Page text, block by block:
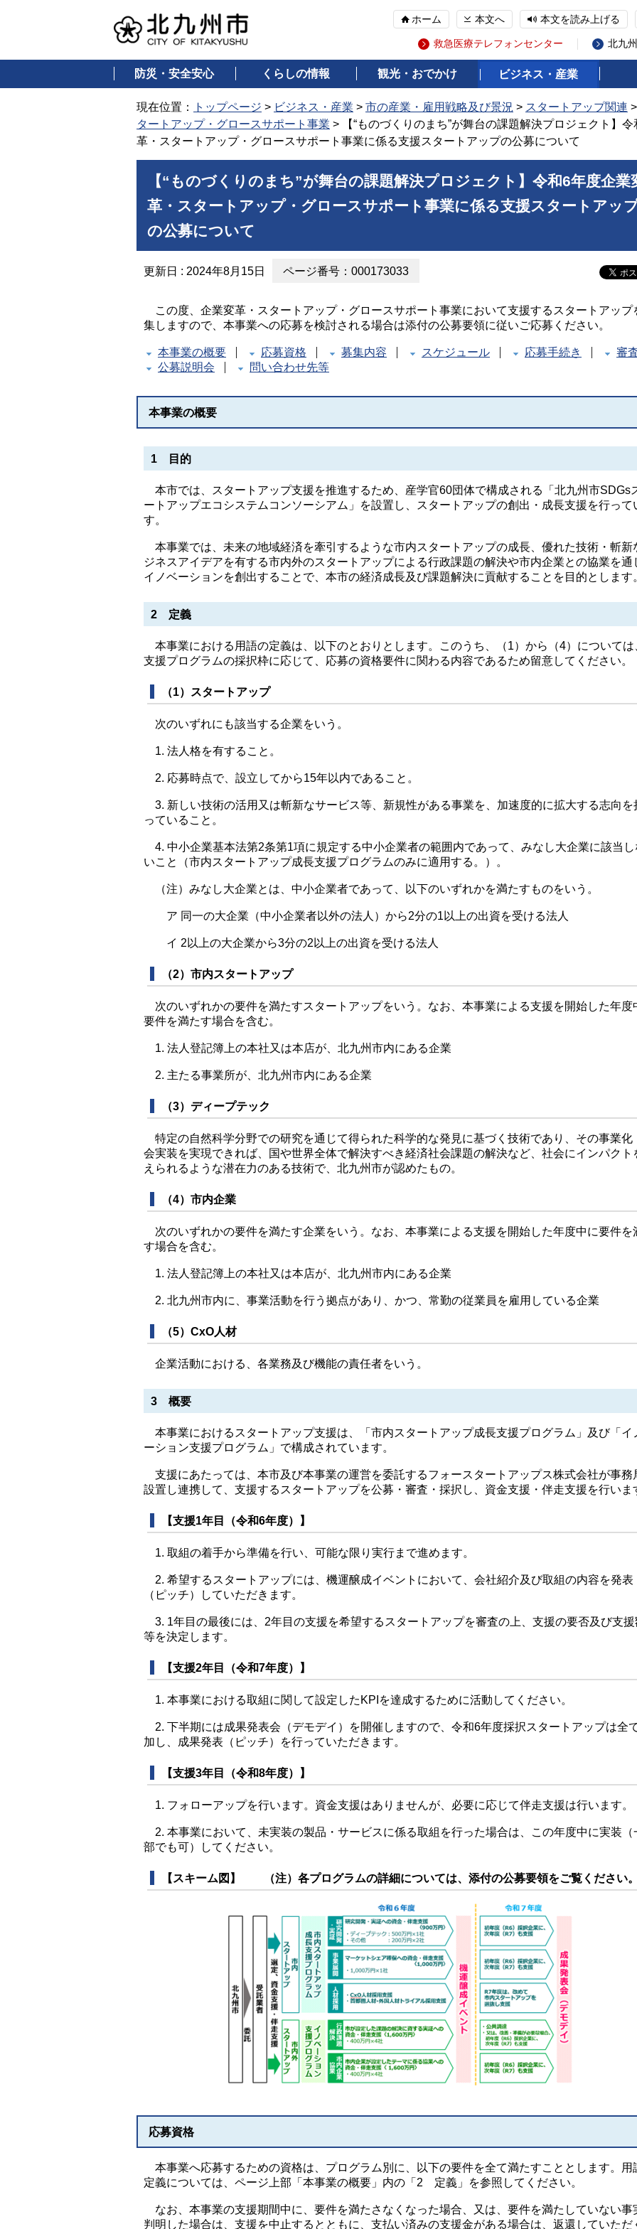
ホーム 本文へ 本文を読み上げる
救急医療テレフォンセンター 北九
防災・安全安心 くらしの情報 観光・おでかけ ビジネス・産業
現在位置： トップページ > ビジネス・産業 > 市の産業・雇用戦略及び景況 > スタートアップ関連 >
タートアップ・グロースサポート事業 > 【“ものづくりのまち”が舞台の課題解決プロジェクト】
革・スタートアップ・グロースサポート事業に係る支援スタートアップの公募について
【“ものづくりのまち”が舞台の課題解決プロジェクト】令和6年度企業
革・スタートアップ・グロースサポート事業に係る支援スタートアッ
の公募について
更新日 : 2024年8月15日 ページ番号：000173033
この度、企業変革・スタートアップ・グロースサポート事業において支援するスタートアップ
集しますので、本事業への応募を検討される場合は添付の公募要領に従いご応募ください。
本事業の概要 応募資格 募集内容 スケジュール 応募手続き
審
公募説明会
問い合わせ先等
本事業の概要
1 目的
本市では、スタートアップ支援を推進するため、産学官60団体で構成される「北九州市SDGs
ートアップエコシステムコンソーシアム」を設置し、スタートアップの創出・成長支援を行って
す。
本事業では、未来の地域経済を牽引するような市内スタートアップの成長、優れた技術・斬新
ジネスアイデアを有する市内外のスタートアップによる行政課題の解決や市内企業との協業を通
イノベーションを創出することで、本市の経済成長及び課題解決に貢献することを目的とします
2 定義
本事業における用語の定義は、以下のとおりとします。このうち、（1）から（4）については
支援プログラムの採択枠に応じて、応募の資格要件に関わる内容であるため留意してください。
（1）スタートアップ
次のいずれにも該当する企業をいう。
1. 法人格を有すること。
2. 応募時点で、設立してから15年以内であること。
3. 新しい技術の活用又は斬新なサービス等、新規性がある事業を、加速度的に拡大する志向を
っていること。
4. 中小企業基本法第2条第1項に規定する中小企業者の範囲内であって、みなし大企業に該当し
いこと（市内スタートアップ成長支援プログラムのみに適用する。）。
（注）みなし大企業とは、中小企業者であって、以下のいずれかを満たすものをいう。
ア 同一の大企業（中小企業者以外の法人）から2分の1以上の出資を受ける法人
イ 2以上の大企業から3分の2以上の出資を受ける法人
（2）市内スタートアップ
次のいずれかの要件を満たすスタートアップをいう。なお、本事業による支援を開始した年度
要件を満たす場合を含む。
1. 法人登記簿上の本社又は本店が、北九州市内にある企業
2. 主たる事業所が、北九州市内にある企業
（3）ディープテック
特定の自然科学分野での研究を通じて得られた科学的な発見に基づく技術であり、その事業化
会実装を実現できれば、国や世界全体で解決すべき経済社会課題の解決など、社会にインパクト
えられるような潜在力のある技術で、北九州市が認めたもの。
（4）市内企業
次のいずれかの要件を満たす企業をいう。なお、本事業による支援を開始した年度中に要件を
す場合を含む。
1. 法人登記簿上の本社又は本店が、北九州市内にある企業
2. 北九州市内に、事業活動を行う拠点があり、かつ、常勤の従業員を雇用している企業
（5）CxO人材
企業活動における、各業務及び機能の責任者をいう。
3 概要
本事業におけるスタートアップ支援は、「市内スタートアップ成長支援プログラム」及び「イ
ーション支援プログラム」で構成されています。
支援にあたっては、本市及び本事業の運営を委託するフォースタートアップス株式会社が事務
設置し連携して、支援するスタートアップを公募・審査・採択し、資金支援・伴走支援を行いま
【支援1年目（令和6年度）】
1. 取組の着手から準備を行い、可能な限り実行まで進めます。
2. 希望するスタートアップには、機運醸成イベントにおいて、会社紹介及び取組の内容を発表
（ピッチ）していただきます。
3. 1年目の最後には、2年目の支援を希望するスタートアップを審査の上、支援の要否及び支援
等を決定します。
【支援2年目（令和7年度）】
1. 本事業における取組に関して設定したKPIを達成するために活動してください。
2. 下半期には成果発表会（デモデイ）を開催しますので、令和6年度採択スタートアップは全
加し、成果発表（ピッチ）を行っていただきます。
【支援3年目（令和8年度）】
1. フォローアップを行います。資金支援はありませんが、必要に応じて伴走支援は行います。
2. 本事業において、未実装の製品・サービスに係る取組を行った場合は、この年度中に実装（
部でも可）してください。
【スキーム図】 （注）各プログラムの詳細については、添付の公募要領をご覧ください。
応募資格
本事業へ応募するための資格は、プログラム別に、以下の要件を全て満たすこととします。用
定義については、ページ上部「本事業の概要」内の「2 定義」を参照してください。
なお、本事業の支援期間中に、要件を満たさなくなった場合、又は、要件を満たしていない事
判明した場合は、支援を中止するとともに、支払い済みの支援金がある場合は、返還していただ